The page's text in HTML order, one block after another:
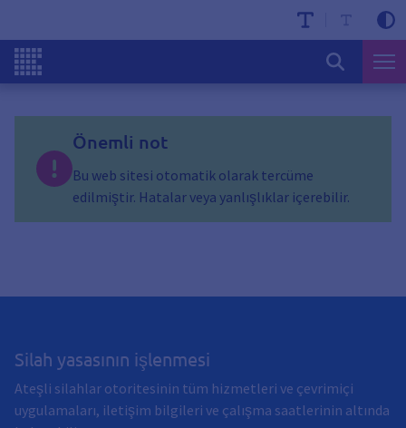
Önemli not
Bu web sitesi otomatik olarak tercüme
edilmiştir. Hatalar veya yanlışlıklar içerebilir.
Silah yasasının işlenmesi
Ateşli silahlar otoritesinin tüm hizmetleri ve çevrimiçi
uygulamaları, iletişim bilgileri ve çalışma saatlerinin altında